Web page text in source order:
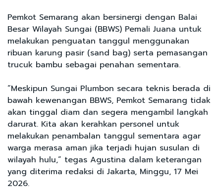
Pemkot Semarang akan bersinergi dengan Balai
Besar Wilayah Sungai (BBWS) Pemali Juana untuk
melakukan penguatan tanggul menggunakan
ribuan karung pasir (sand bag) serta pemasangan
trucuk bambu sebagai penahan sementara.
“Meskipun Sungai Plumbon secara teknis berada di
bawah kewenangan BBWS, Pemkot Semarang tidak
akan tinggal diam dan segera mengambil langkah
darurat. Kita akan kerahkan personel untuk
melakukan penambalan tanggul sementara agar
warga merasa aman jika terjadi hujan susulan di
wilayah hulu,” tegas Agustina dalam keterangan
yang diterima redaksi di Jakarta, Minggu, 17 Mei
2026.